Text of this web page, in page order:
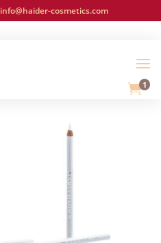
info@haider-cosmetics.com
1